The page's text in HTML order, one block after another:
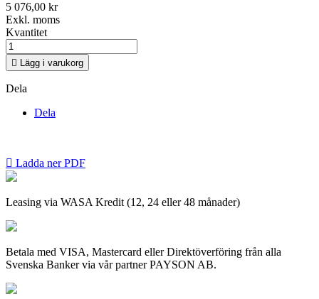
5 076,00 kr
Exkl. moms
Kvantitet
 Lägg i varukorg
Dela
Dela
 Ladda ner PDF
Leasing via WASA Kredit (12, 24 eller 48 månader)
Betala med VISA, Mastercard eller Direktöverföring från alla
Svenska Banker via vår partner PAYSON AB.